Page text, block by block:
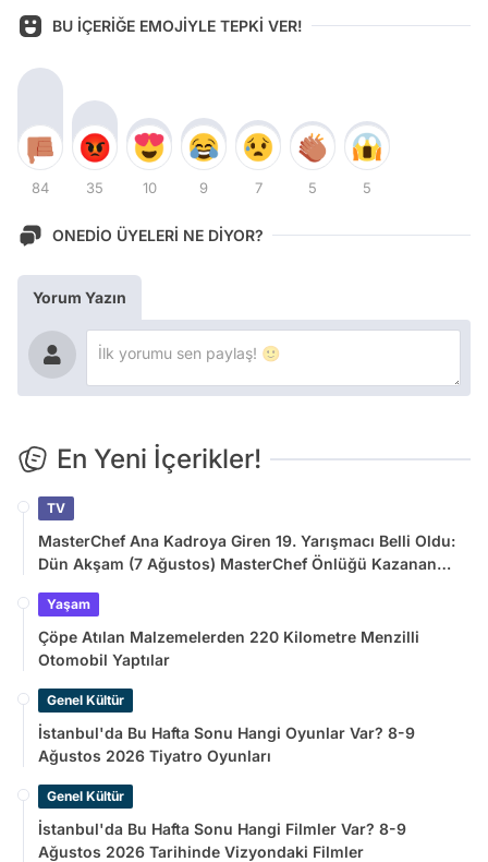
BU İÇERİĞE EMOJİYLE TEPKİ VER!
84 35 10 9 7 5 5
ONEDİO ÜYELERİ NE DİYOR?
Yorum Yazın
En Yeni İçerikler!
TV
MasterChef Ana Kadroya Giren 19. Yarışmacı Belli Oldu:
Dün Akşam (7 Ağustos) MasterChef Önlüğü Kazanan
Yaşam
Çöpe Atılan Malzemelerden 220 Kilometre Menzilli
Otomobil Yaptılar
Genel Kültür
İstanbul'da Bu Hafta Sonu Hangi Oyunlar Var? 8-9
Ağustos 2026 Tiyatro Oyunları
Genel Kültür
İstanbul'da Bu Hafta Sonu Hangi Filmler Var? 8-9
Ağustos 2026 Tarihinde Vizyondaki Filmler